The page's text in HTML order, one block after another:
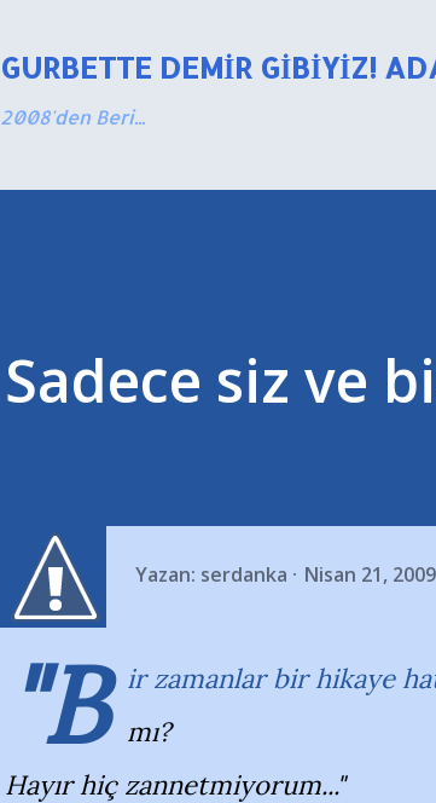
GURBETTE DEMIR GIBIYIZ!
2008'den Beri...
Sadece siz ve
Yazan: serdanka Nisan 21, 2009
"B
ir zamanlar bir hikaye
mı?
Hayır hiç zannetmiyorum..."